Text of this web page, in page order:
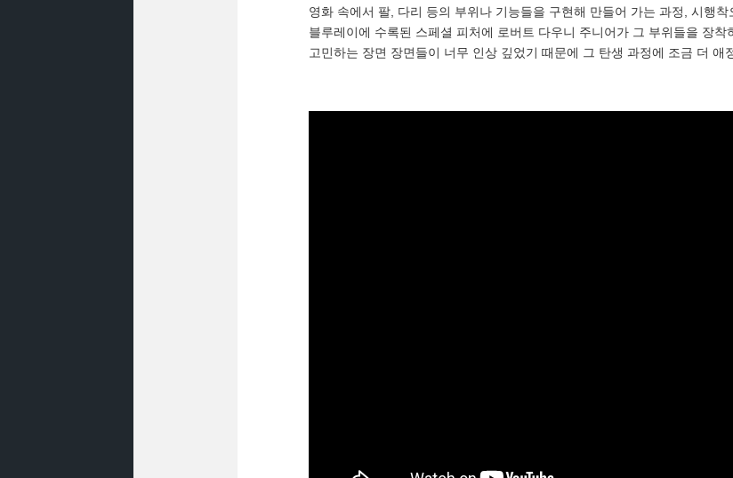
영화 속에서 팔, 다리 등의 부위나 기능들을 구현해 만들어 가는 과정, 시행
블루레이에 수록된 스페셜 피처에 로버트 다우니 주니어가 그 부위들을 장
고민하는 장면 장면들이 너무 인상 깊었기 때문에 그 탄생 과정에 조금 더 애